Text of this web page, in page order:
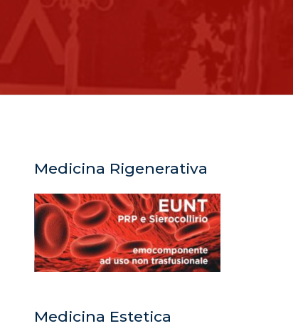
Medicina Rigenerativa
Medicina Estetica